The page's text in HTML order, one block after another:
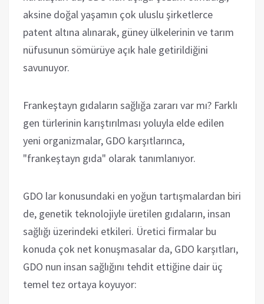
aksine doğal yaşamın çok uluslu şirketlerce
patent altına alınarak, güney ülkelerinin ve tarım
nüfusunun sömürüye açık hale getirildiğini
savunuyor.
Frankeştayn gıdaların sağlığa zararı var mı? Farklı
gen türlerinin karıştırılması yoluyla elde edilen
yeni organizmalar, GDO karşıtlarınca,
"frankeştayn gıda" olarak tanımlanıyor.
GDO lar konusundaki en yoğun tartışmalardan biri
de, genetik teknolojiyle üretilen gıdaların, insan
sağlığı üzerindeki etkileri. Üretici firmalar bu
konuda çok net konuşmasalar da, GDO karşıtları,
GDO nun insan sağlığını tehdit ettiğine dair üç
temel tez ortaya koyuyor: